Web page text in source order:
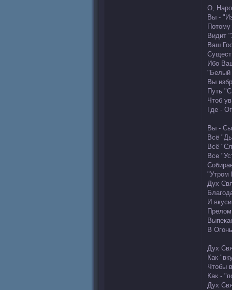
О,
Вы -
Видит
Ваш
Ибо
"Белый
Вы
Путь
Чтоб
Где -
Вы -
Всё
Всё
Все
"Утром
Дух
И
В
Дух
Как
Чтобы
Как -
Дух